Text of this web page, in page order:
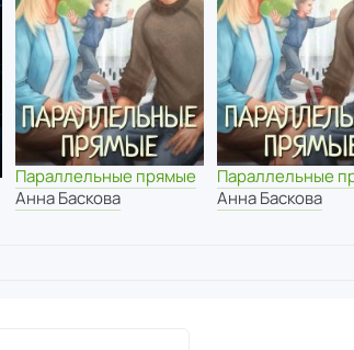
Параллельные прямые
Анна Баскова
Параллельные
Анна Баскова